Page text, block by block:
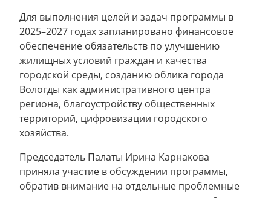
Для выполнения целей и задач программы в
2025–2027 годах запланировано финансовое
обеспечение обязательств по улучшению
жилищных условий граждан и качества
городской среды, созданию облика города
Вологды как административного центра
региона, благоустройству общественных
территорий, цифровизации городского
хозяйства.
Председатель Палаты Ирина Карнакова
приняла участие в обсуждении программы,
обратив внимание на отдельные проблемные